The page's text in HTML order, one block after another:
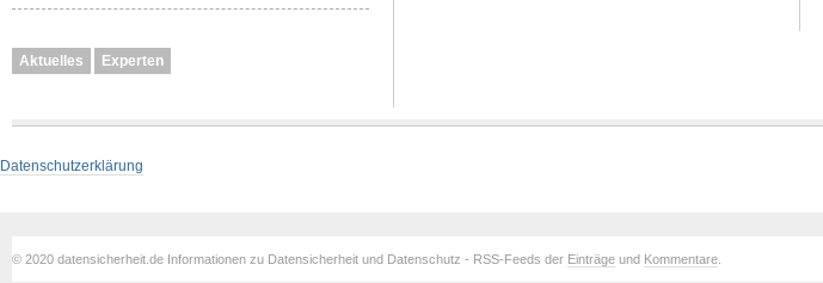
Aktuelles Experten
Datenschutzerklärung
© 2020 datensicherheit.de Informationen zu Datensicherheit und Datenschutz - RSS-Feeds der Einträge und Kommentare